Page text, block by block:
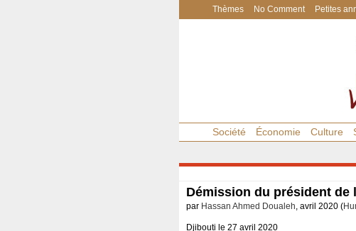
Thèmes No Comment Petites
Société Économie Culture
Démission du président de
par Hassan Ahmed Doualeh, avril 2020 (
Djibouti le 27 avril 2020